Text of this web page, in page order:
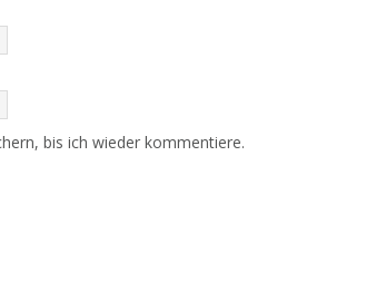
bis ich wieder kommentiere.